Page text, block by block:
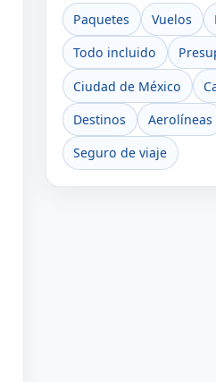
Paquetes Vuelos
Todo incluido
Ciudad de México
Destinos
Aerolíneas
Seguro de viaje